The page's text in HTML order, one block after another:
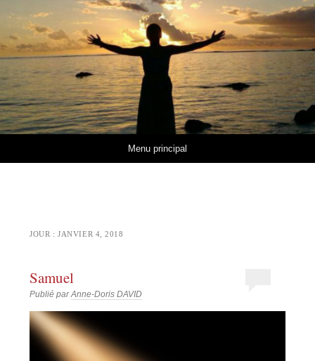
Menu principal
JOUR :JANVIER 4, 2018
Samuel
Publié parAnne-Doris DAVID